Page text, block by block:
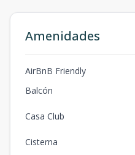
Amenidades
AirBnB Friendly
Balcón
Casa Club
Cisterna